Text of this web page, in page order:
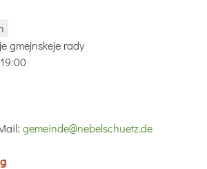
gmejnskeje rady
gemeinde@nebelschuetz.de